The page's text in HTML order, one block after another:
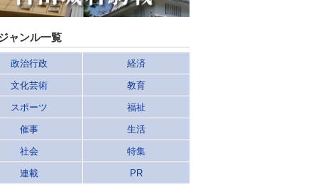
ャンル一覧
政治行政 経済
文化芸術 教育
スポーツ 福祉
催事 生活
社会 特集
連載 PR